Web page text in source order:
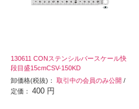
130611 CONステンシルバースケール快
段目盛15cmCSV-150KD
卸価格(税抜)：取引中の会員のみ公開 /
定価：400 円